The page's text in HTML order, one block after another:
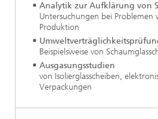
Analytik zur Aufklärung von
Untersuchungen bei Problemen
Produktion
Beispielsweise von
Ausgasungsstudien
von Isolierglasscheiben,
Verpackungen